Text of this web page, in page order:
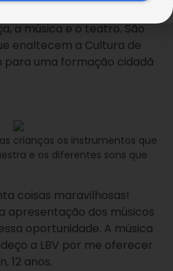
a música e o teatro. São
enaltecem a Cultura de
para uma formação cidadã
crianças os instrumentos que
e os diferentes sons que
coisas maravilhosas!
apresentação dos músicos
oportunidade. A música
a LBV por me oferecer
12 anos.